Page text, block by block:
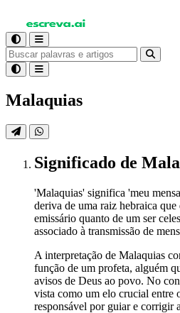
Malaquias
Significado de
'Malaquias' significa 'meu
deriva de uma raiz hebraica
emissário quanto de um ser
associado à transmissão de
A interpretação de Malaquias
função de um profeta, alguém
avisos de Deus ao povo. No
vista como um elo crucial entre
responsável por guiar e corrigir